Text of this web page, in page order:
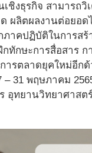
ชิงธุรกิจ สามารถวิ
ผลิตผลงานต่อยอด
ภาคปฏิบัติในการสร้
ทักษะการสื่อสาร ก
ารตลาดยุคใหม่อีก
– 31 พฤษภาคม
อุทยานวิทยาศาสต